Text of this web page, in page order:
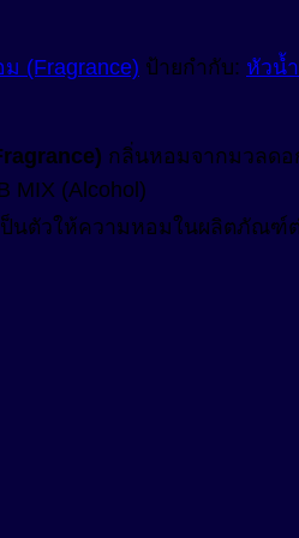
(Fragrance) ป้ายกำกับ: หัวน้
กลิ่นหอมจากมวลด
MIX (Alcohol)
นตัวให้ความหอมในผลิตภัณฑ์